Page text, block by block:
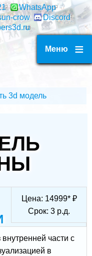
WhatsApp
crow
Discord
Меню
3d модель
Цена: 14999* ₽
Срок: 3 р.д.
части с
в